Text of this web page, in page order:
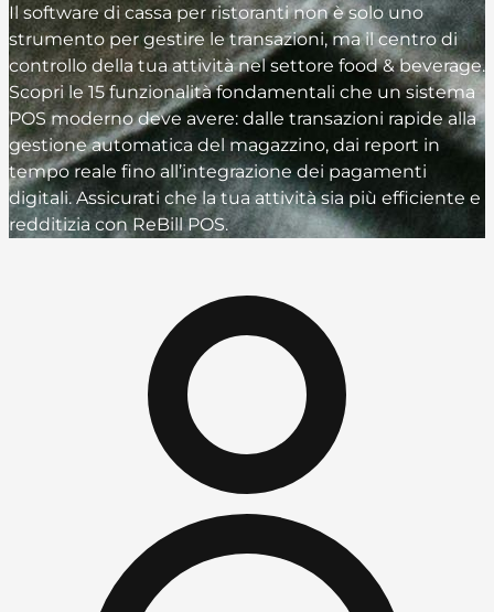
Il software di cassa per ristoranti non è solo uno
strumento per gestire le transazioni, ma il centro di
controllo della tua attività nel settore food & beverage.
Scopri le 15 funzionalità fondamentali che un sistema
POS moderno deve avere: dalle transazioni rapide alla
gestione automatica del magazzino, dai report in
tempo reale fino all’integrazione dei pagamenti
digitali. Assicurati che la tua attività sia più efficiente e
redditizia con ReBill POS.